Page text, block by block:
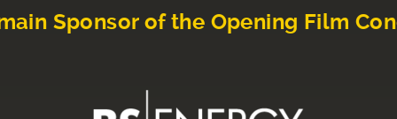
Sponsor of the Opening Film